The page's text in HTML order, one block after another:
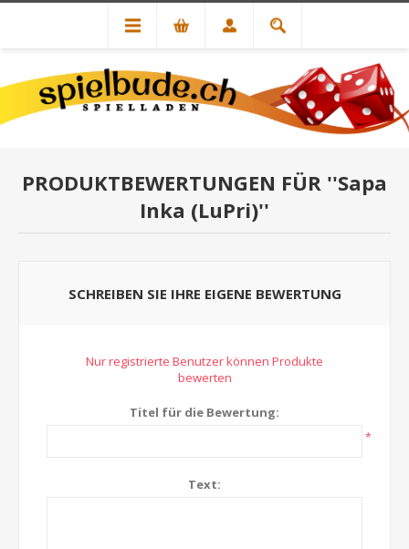
PRODUKTBEWERTUNGEN FÜR
Sapa
Inka (LuPri)
SCHREIBEN SIE IHRE EIGENE BEWERTUNG
Nur registrierte Benutzer können Produkte
bewerten
Titel für die Bewertung:
*
Text: